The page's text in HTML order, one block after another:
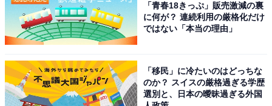
「青春18きっぷ」販売激減の裏
に何が？ 連続利用の厳格化だけ
ではない「本当の理由」
「移民」に冷たいのはどっちな
のか？ スイスの厳格過ぎる学歴
選別と、日本の曖昧過ぎる外国